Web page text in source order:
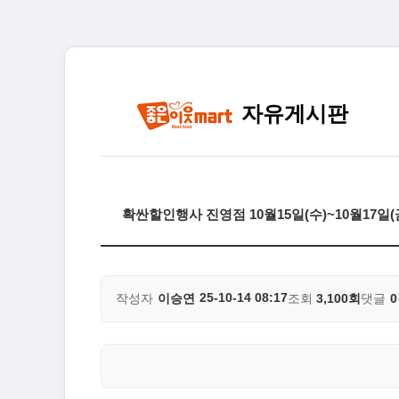
자유게시판
확싼할인행사 진영점 10월15일(수)~10월17일
작성자 이승연 25-10-14 08:17조회 3,100회 댓글 0